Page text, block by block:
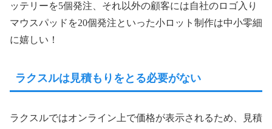
ッテリーを5個発注、それ以外の顧客には自社のロゴ入り
マウスパッドを20個発注といった小ロット制作は中小零細
に嬉しい！
ラクスルは見積もりをとる必要がない
ラクスルではオンライン上で価格が表示されるため、見積